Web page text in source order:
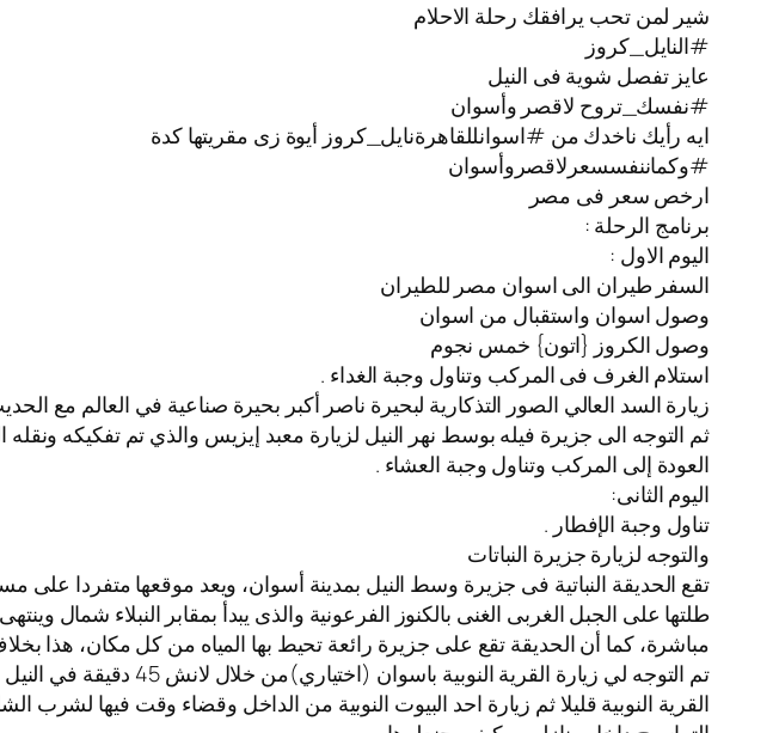
شير لمن تحب يرافقك رحلة الاحلام
#النايل_كروز
عايز تفصل شوية فى النيل
#نفسك_تروح لاقصر وأسوان
ايه رأيك ناخدك من #اسوانللقاهرةنايل_كروز أيوة زى مقريتها كدة
#وكماننفسسعرلاقصروأسوان
ارخص سعر فى مصر
برنامج الرحلة :
اليوم الاول :
السفر طيران الى اسوان مصر للطيران
️وصول اسوان واستقبال من اسوان
️وصول الكروز {اتون} خمس نجوم
استلام الغرف فى المركب وتناول وجبة الغداء .
زيارة السد العالي الصور التذكارية لبحيرة ناصر أكبر بحيرة صناعية في العالم مع
ثم التوجه الى جزيرة فيله بوسط نهر النيل لزيارة معبد إيزيس والذي تم تفكيكه
العودة إلى المركب وتناول وجبة العشاء .
اليوم الثانى:
تناول وجبة الإفطار .
والتوجه لزيارة جزيرة النباتات
مباشرة، كما أن الحديقة تقع على جزيرة رائعة تحيط بها المياه من كل مكان، هذا بخلاف
تم التوجه لي زيارة
القرية النوبية قليلا ثم زيارة احد البيوت النوبية من الداخل وقضاء وقت فيها لشرب